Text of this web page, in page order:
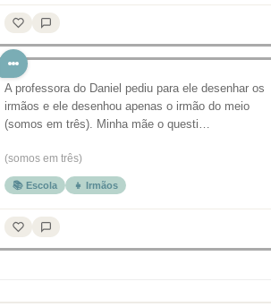
A professora do Daniel pediu para ele desenhar os
irmãos e ele desenhou apenas o irmão do meio
(somos em três). Minha mãe o questi…
(somos em três)
📚 Escola 👧 Irmãos